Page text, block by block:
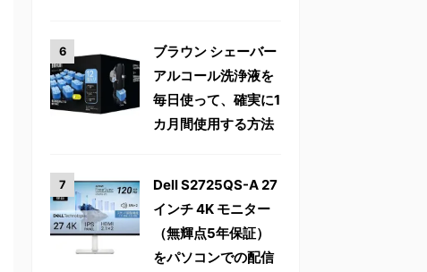
ブラウン シェーバー
アルコール洗浄液を
毎日使って、確実に1
カ月間使用する方法
Dell S2725QS-A 27
インチ 4K モニター
（無輝点5年保証）
をパソコンでの配信